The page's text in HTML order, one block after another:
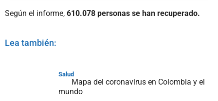
Según el informe, 610.078 personas se han recuperado.
Lea también:
Salud
Mapa del coronavirus en Colombia y el
mundo